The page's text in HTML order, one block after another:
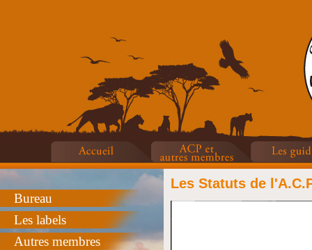
Bureau
Les labels
Autres membres
Les Statuts de